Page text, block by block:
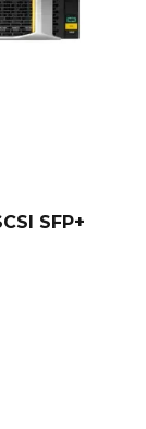
SFP+